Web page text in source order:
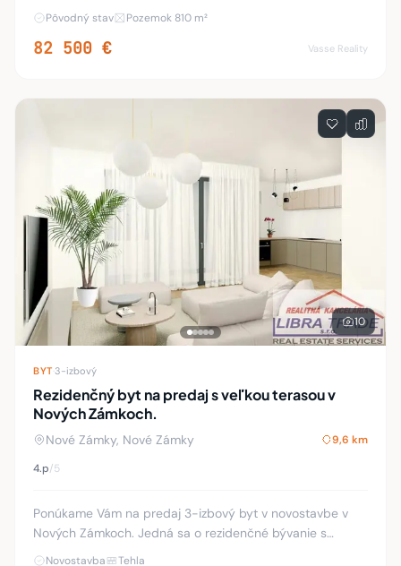
stave v Tvrdošovciach. Dom bol postavený v roku 1977 z
betónových panelov a z tehly. Zastavaná pl
Pôvodný stav Pozemok 810 m²
82 500 € Vasse Reality
10
BYT·3-izbový
Rezidenčný byt na predaj s veľkou terasou v
Nových Zámkoch.
Nové Zámky, Nové Zámky 9,6 km
4.p/5
Ponúkame Vám na predaj 3-izbový byt v novostavbe v
Nových Zámkoch. Jedná sa o rezidenčné bývanie s
výťahom vo výbornej lokalite s dobrou občianskou
Novostavba Tehla